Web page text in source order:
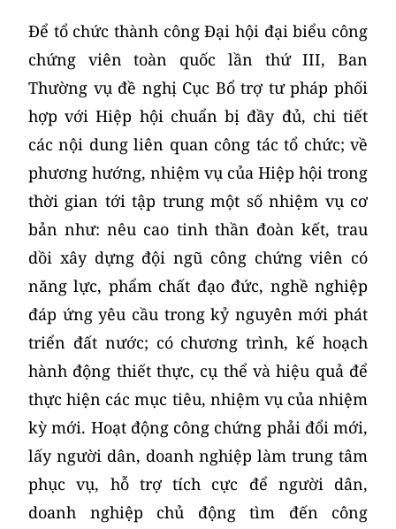
Để tổ chức thành công Đại hội đại biểu công
chứng viên toàn quốc lần thứ III, Ban
Thường vụ đề nghị Cục Bổ trợ tư pháp phối
hợp với Hiệp hội chuẩn bị đầy đủ, chi tiết
các nội dung liên quan công tác tổ chức; về
phương hướng, nhiệm vụ của Hiệp hội trong
thời gian tới tập trung một số nhiệm vụ cơ
bản như: nêu cao tinh thần đoàn kết, trau
dồi xây dựng đội ngũ công chứng viên có
năng lực, phẩm chất đạo đức, nghề nghiệp
đáp ứng yêu cầu trong kỷ nguyên mới phát
triển đất nước; có chương trình, kế hoạch
hành động thiết thực, cụ thể và hiệu quả để
thực hiện các mục tiêu, nhiệm vụ của nhiệm
kỳ mới. Hoạt động công chứng phải đổi mới,
lấy người dân, doanh nghiệp làm trung tâm
phục vụ, hỗ trợ tích cực để người dân,
doanh nghiệp chủ động tìm đến công